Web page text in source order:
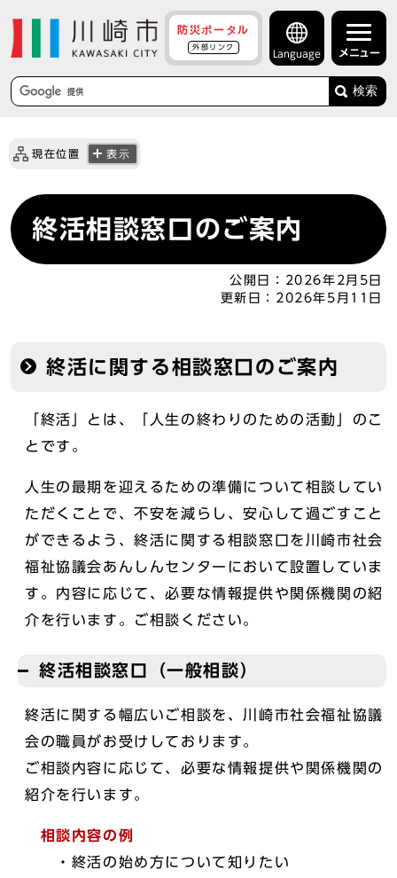
防災ポータル
外部リンク
Language メニュー
検索
現在位置 表示
終活相談窓口のご案内
公開日：
2026年2月5日
更新日： 2026年5月11日
終活に関する相談窓口のご案内
「終活」とは、「人生の終わりのための活動」のこ
とです。
人生の最期を迎えるための準備について相談してい
ただくことで、不安を減らし、安心して過ごすこと
ができるよう、終活に関する相談窓口を川崎市社会
福祉協議会あんしんセンターにおいて設置していま
す。内容に応じて、必要な情報提供や関係機関の紹
介を行います。ご相談ください。
終活相談窓口（一般相談）
終活に関する幅広いご相談を、川崎市社会福祉協議
会の職員がお受けしております。
ご相談内容に応じて、必要な情報提供や関係機関の
紹介を行います。
相談内容の例
・終活の始め方について知りたい